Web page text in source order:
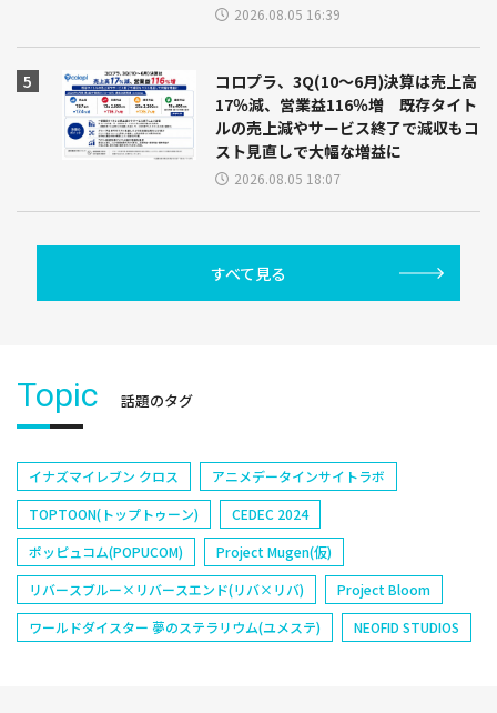
2026.08.05 16:39
コロプラ、3Q(10～6月)決算は売上高
17％減、営業益116％増 既存タイト
ルの売上減やサービス終了で減収もコ
スト見直しで大幅な増益に
2026.08.05 18:07
すべて見る
Topic 話題のタグ
イナズマイレブン クロス
アニメデータインサイトラボ
TOPTOON(トップトゥーン)
CEDEC 2024
ポッピュコム(POPUCOM)
Project Mugen(仮)
リバースブルー×リバースエンド(リバ×リバ)
Project Bloom
ワールドダイスター 夢のステラリウム(ユメステ)
NEOFID STUDIOS